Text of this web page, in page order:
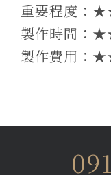
重要程度
製作時間：
製作費用